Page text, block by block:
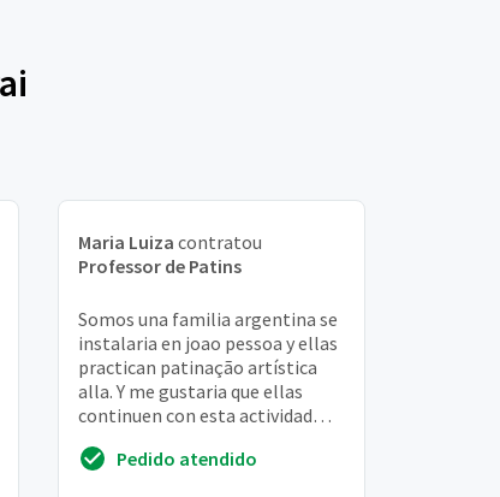
Maria Luiza contratou
Professor de Patins
Somos una familia argentina se
instalaria en joao pessoa y ellas
practican patinação artística
alla. Y me gustaria que ellas
continuen con esta actividad
Pedido atendido